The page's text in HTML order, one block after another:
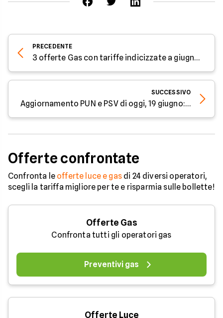
PRECEDENTE
3 offerte Gas con tariffe indicizzate a giugno 2026: come risparmiare in bolletta
SUCCESSIVO
Aggiornamento PUN e PSV di oggi, 19 giugno: prezzi in discesa
Offerte confrontate
Confronta le offerte luce e gasdi 24 diversi operatori,
scegli la tariffa migliore per te e risparmia sulle bollette!
Offerte Gas
Confronta tutti gli operatori gas
Preventivi gas
Offerte Luce